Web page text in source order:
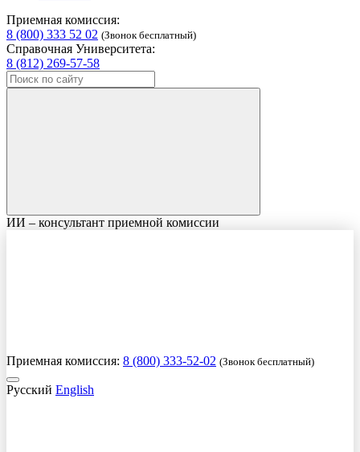
Приемная комиссия:
8 (800) 333 52 02 (Звонок бесплатный)
Справочная Университета:
8 (812) 269-57-58
ИИ – консультант приемной комиссии
Приемная комиссия: 8 (800) 333-52-02 (Звонок бесплатный)
Русский English